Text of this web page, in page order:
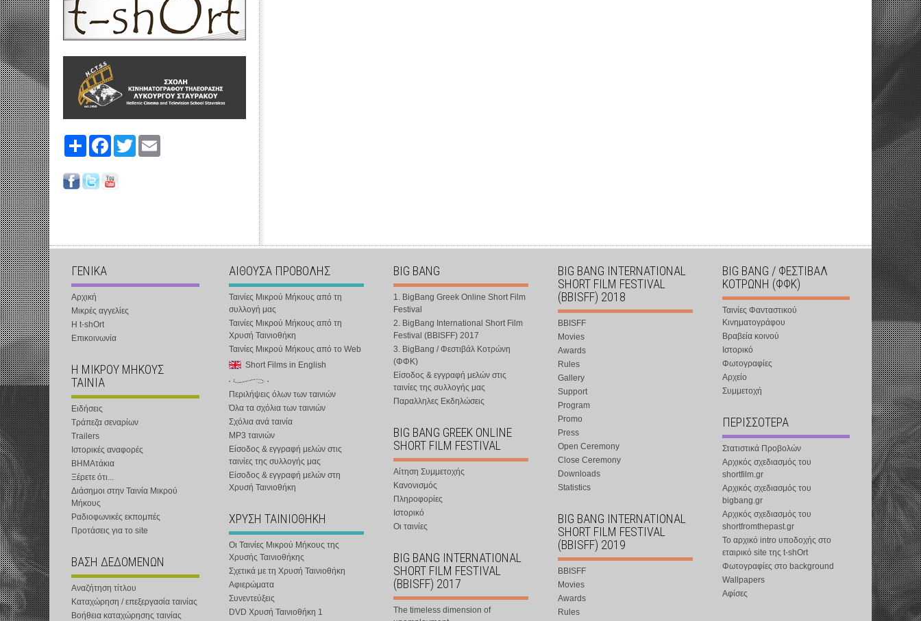
Share FacebookTwitter
ΓΕΝΙΚΑ
Αρχική
Μικρές αγγελίες
Η t-shOrt
Επικοινωνία
Η ΜΙΚΡΟΥ ΜΗΚΟΥΣ
ΤΑΙΝΙΑ
Ειδήσεις
Τράπεζα σεναρίων
Trailers
Ιστορικές αναφορές
ΒΗΜΑτάκια
Ξέρετε ότι...
Διάσημοι στην Ταινία Μικρού
Μήκους
Ραδιοφωνικές εκπομπές
Προτάσεις για το site
ΒΑΣΗ ΔΕΔΟΜΕΝΩΝ
Αναζήτηση τίτλου
Καταχώρηση / επεξεργασία ταινίας
Βοήθεια καταχώρησης ταινίας
ΑΙΘΟΥΣΑ ΠΡΟΒΟΛΗΣ
Ταινίες Μικρού Μήκους από τη
συλλογή μας
Ταινίες Μικρού Μήκους από τη
Χρυσή Ταινιοθήκη
Ταινίες Μικρού Μήκους από το Web
Short Films in English
Περιλήψεις όλων των ταινιών
Όλα τα σχόλια των ταινιών
Σχόλια ανά ταινία
MP3 ταινιών
Είσοδος & εγγραφή μελών στις
ταινίες της συλλογής μας
Είσοδος & εγγραφή μελών στη
Χρυσή Ταινιοθήκη
ΧΡΥΣΗ ΤΑΙΝΙΟΘΗΚΗ
Οι Ταινίες Μικρού Μήκους της
Χρυσής Ταινιοθήκης
Σχετικά με τη Χρυσή Ταινιοθήκη
Αφιερώματα
Συνεντεύξεις
DVD Χρυσή Ταινιοθήκη 1
BIG BANG
1. BigBang Greek Online Short Film
Festival
2. BigBang International Short Film
Festival (BBISFF) 2017
3. BigBang / Φεστιβάλ Κοτρώνη
(ΦΦΚ)
Είσοδος & εγγραφή μελών στις
ταινίες της συλλογής μας
Παραλληλες Εκδηλώσεις
BIG BANG GREEK ONLINE
SHORT FILM FESTIVAL
Αίτηση Συμμετοχής
Κανονισμός
Πληροφορίες
Ιστορικό
Οι ταινίες
BIG BANG INTERNATIONAL
SHORT FILM FESTIVAL
(BBISFF) 2017
The timeless dimension of
BIG BANG INTERNATIONAL
SHORT FILM FESTIVAL
(BBISFF) 2018
BBISFF
Movies
Awards
Rules
Gallery
Support
Program
Promo
Press
Open Ceremony
Close Ceremony
Downloads
Statistics
BIG BANG INTERNATIONAL
SHORT FILM FESTIVAL
(BBISFF) 2019
BBISFF
Movies
Awards
Rules
BIG BANG / ΦΕΣΤΙΒΑΛ
ΚΟΤΡΩΝΗ (ΦΦΚ)
Ταινίες Φανταστικού
Κινηματογράφου
Βραβεία κοινού
Ιστορικό
Φωτογραφίες
Αρχείο
Συμμετοχή
ΠΕΡΙΣΣΟΤΕΡΑ
Στατιστικά Προβολών
Αρχικός σχεδιασμός του
shortfilm.gr
Αρχικός σχεδιασμός του
bigbang.gr
Αρχικός σχεδιασμός του
shortfromthepast.gr
Το αρχικό intro υποδοχής στο
εταιρικό site της t-shOrt
Φωτογραφίες στο background
Wallpapers
Αφίσες